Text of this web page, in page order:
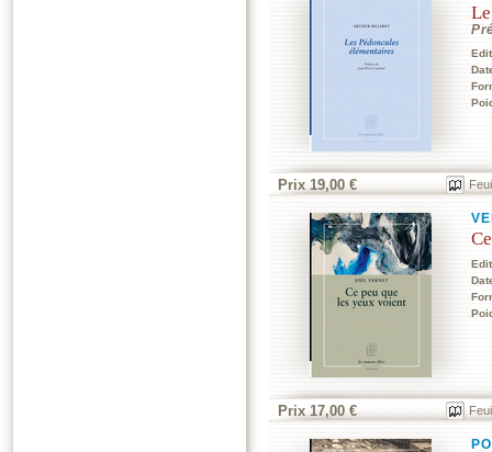
Prix 19,00 €
Prix 17,00 €